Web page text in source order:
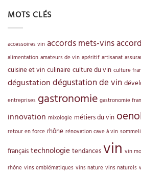
MOTS CLÉS
accessoires vin accords mets-vins
alimentation amateurs de vin apéritif artisanat
cuisine et vin culinaire culture du vin culture
dégustation dégustation de vin
entreprises gastronomie gastronomie
innovation mixologie métiers du vin
retour en force rhône rénovation cave à vin
français technologie tendances vin vin
rhône vins emblématiques vins nature vins naturels